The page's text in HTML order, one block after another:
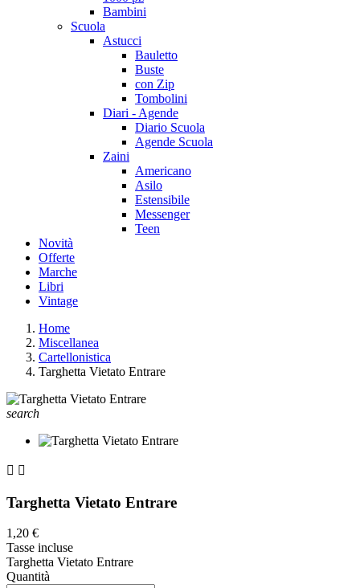
Bambini
Scuola
Astucci
Bauletto
Buste
con Zip
Tombolini
Diari - Agende
Diario Scuola
Agende Scuola
Zaini
Americano
Asilo
Estensibile
Messenger
Teen
Novità
Offerte
Marche
Libri
Vintage
Home
Miscellanea
Cartellonistica
Targhetta Vietato Entrare
search
 
Targhetta Vietato Entrare
1,20 €
Tasse incluse
Targhetta Vietato Entrare
Quantità